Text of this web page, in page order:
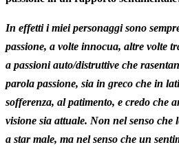
In effetti i miei personaggi sono
passione, a volte innocua, altre volte
a passioni auto/distruttive che
parola passione, sia in greco che in
sofferenza, al patimento, e credo che
visione sia attuale. Non nel senso che
a star male, ma nel senso che un